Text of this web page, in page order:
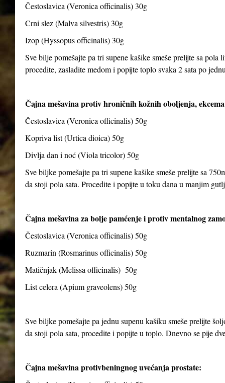
Čestoslavica (Veronica officinalis) 30g
Crni slez (Malva silvestris) 30g
Izop (Hyssopus officinalis) 30g
Sve bilje pomešajte pa tri supene kašike smeše prelijte sa
procedite, zasladite medom i popijte toplo svaka 2 sata po
Čajna mešavina protiv hroničnih kožnih oboljenja,
Čestoslavica (Veronica officinalis) 50g
Kopriva list (Urtica dioica) 50g
Divlja dan i noć (Viola tricolor) 50g
Sve biljke pomešajte pa tri supene kašike smeše prelijte sa
da stoji pola sata. Procedite i popijte u toku dana u manjim
Čajna mešavina za bolje pamćenje i protiv mentalnog
Čestoslavica (Veronica officinalis) 50g
Ruzmarin (Rosmarinus officinalis) 50g
Matičnjak (Melissa officinalis) 50g
List celera (Apium graveolens) 50g
Sve biljke pomešajte pa jednu supenu kašiku smeše prelijte
da stoji pola sata, procedite i popijte u toplo. Dnevno se pije
Čajna mešavina protivbeningnog uvećanja prostate: